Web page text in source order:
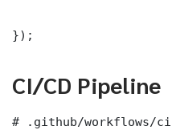
});
CI/CD Pipeline
# .github/workflows/